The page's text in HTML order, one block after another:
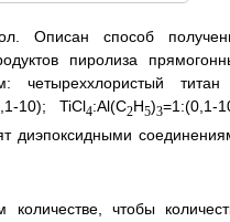
Описан способ
пиролиза
четыреххлористый
10); TiCl4:Al(С2Н5)3=1:(0,1-
диэпоксидными
количестве, чтобы